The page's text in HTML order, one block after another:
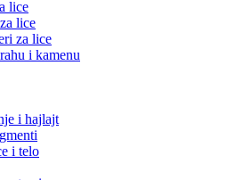
lice
lice
za lice
i kamenu
i hajlajt
i telo